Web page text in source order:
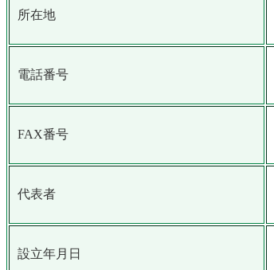
所在地
電話番号
FAX番号
代表者
設立年月日